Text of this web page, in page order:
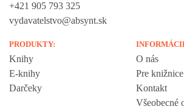
+421 905 793 325
vydavatelstvo@absynt.sk
PRODUKTY:
Knihy
E-knihy
Darčeky
O nás
Pre
Kontakt
Všeobecné